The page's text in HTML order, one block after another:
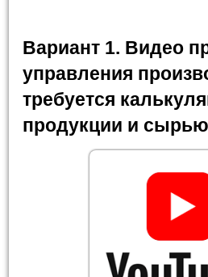
Вариант 1. Видео
управления
требуется
продукции и сырью